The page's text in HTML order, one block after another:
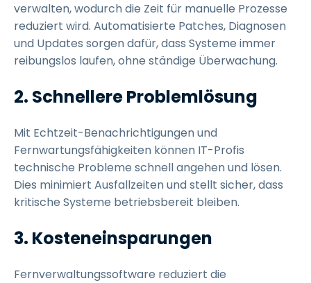
verwalten, wodurch die Zeit für manuelle Prozesse
reduziert wird. Automatisierte Patches, Diagnosen
und Updates sorgen dafür, dass Systeme immer
reibungslos laufen, ohne ständige Überwachung.
2. Schnellere Problemlösung
Mit Echtzeit-Benachrichtigungen und
Fernwartungsfähigkeiten können IT-Profis
technische Probleme schnell angehen und lösen.
Dies minimiert Ausfallzeiten und stellt sicher, dass
kritische Systeme betriebsbereit bleiben.
3. Kosteneinsparungen
Fernverwaltungssoftware reduziert die